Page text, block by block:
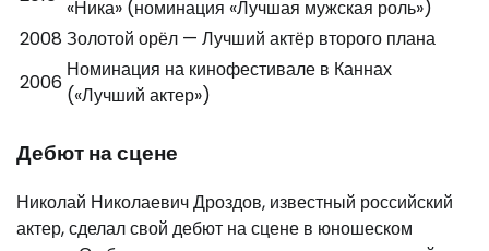
«Ника» (номинация «Лучшая мужская роль»)
2008 Золотой орёл — Лучший актёр второго плана
2006
Номинация на кинофестивале в Каннах
(«Лучший актер»)
Дебют на сцене
Николай Николаевич Дроздов, известный российский
актер, сделал свой дебют на сцене в юношеском